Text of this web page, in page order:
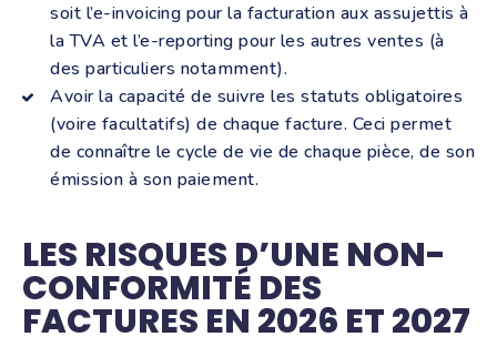
soit l’e-invoicing pour la facturation aux assujettis à
la TVA et l’e-reporting pour les autres ventes (à
des particuliers notamment).
Avoir la capacité de suivre les statuts obligatoires
(voire facultatifs) de chaque facture. Ceci permet
de connaître le cycle de vie de chaque pièce, de son
émission à son paiement.
LES RISQUES D’UNE NON-
CONFORMITÉ DES
FACTURES EN 2026 ET 2027